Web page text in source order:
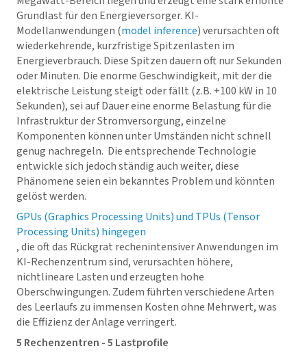
Grundlast für den Energieversorger. KI-
Modellanwendungen (model inference) verursachten oft
wiederkehrende, kurzfristige Spitzenlasten im
Energieverbrauch. Diese Spitzen dauern oft nur Sekunden
oder Minuten. Die enorme Geschwindigkeit, mit der die
elektrische Leistung steigt oder fällt (z.B. +100 kW in 10
Sekunden), sei auf Dauer eine enorme Belastung für die
Infrastruktur der Stromversorgung, einzelne
Komponenten können unter Umständen nicht schnell
genug nachregeln. Die entsprechende Technologie
entwickle sich jedoch ständig auch weiter, diese
Phänomene seien ein bekanntes Problem und könnten
gelöst werden.
GPUs (Graphics Processing Units) und TPUs (Tensor
Processing Units) hingegen
, die oft das Rückgrat rechenintensiver Anwendungen im
KI-Rechenzentrum sind, verursachten höhere,
nichtlineare Lasten und erzeugten hohe
Oberschwingungen. Zudem führten verschiedene Arten
des Leerlaufs zu immensen Kosten ohne Mehrwert, was
die Effizienz der Anlage verringert.
5 Rechenzentren - 5 Lastprofile